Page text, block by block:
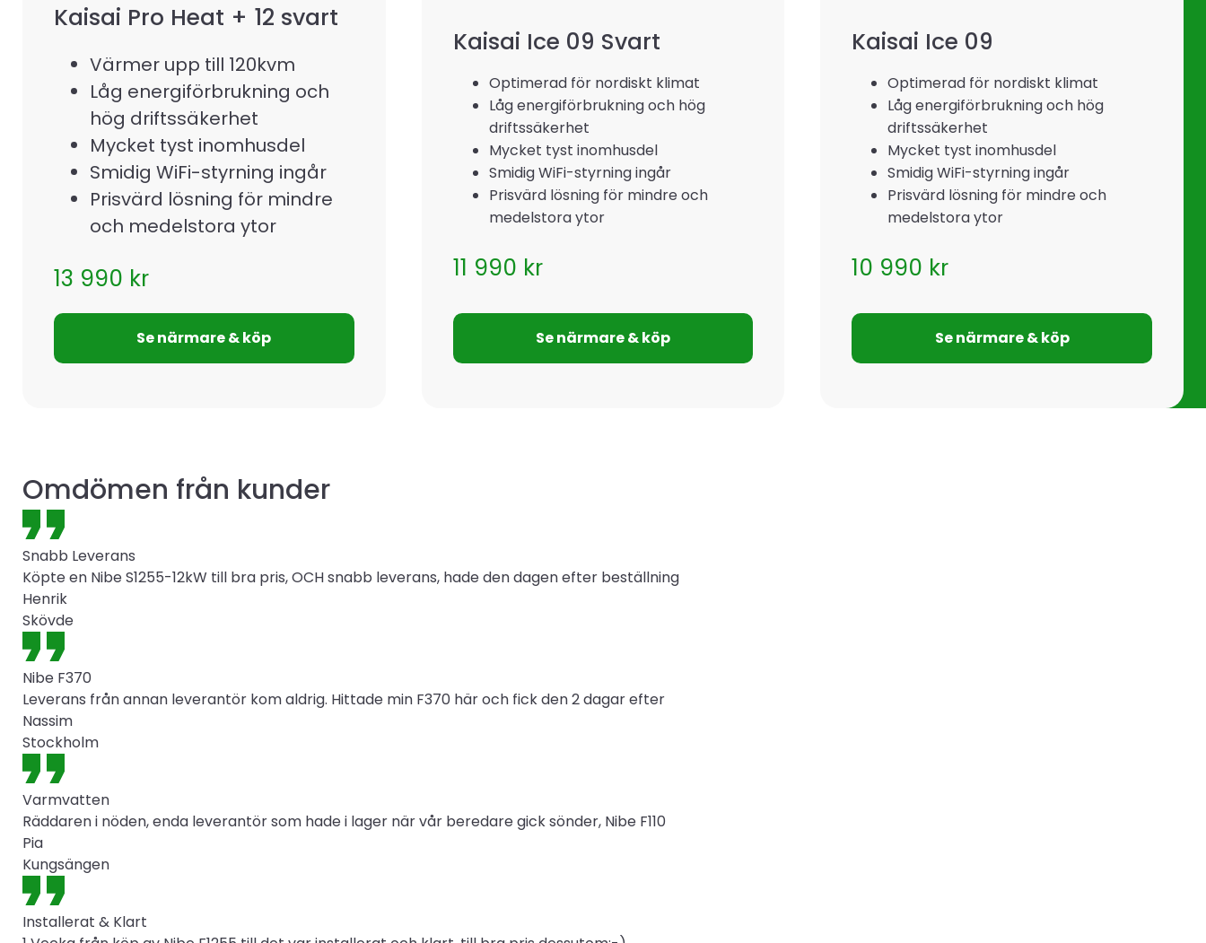
Kaisai Pro Heat + 12 svart
Värmer upp till 120kvm
Låg energiförbrukning och
hög driftssäkerhet
Mycket tyst inomhusdel
Smidig WiFi-styrning ingår
Prisvärd lösning för mindre
och medelstora ytor
13 990 kr
Se närmare & köp
Kaisai Ice 09 Svart
Optimerad för nordiskt klimat
Låg energiförbrukning och hög
driftssäkerhet
Mycket tyst inomhusdel
Smidig WiFi-styrning ingår
Prisvärd lösning för mindre och
medelstora ytor
11 990 kr
Se närmare & köp
Kaisai Ice 09
Optimerad för nordiskt klimat
Låg energiförbrukning och hög
driftssäkerhet
Mycket tyst inomhusdel
Smidig WiFi-styrning ingår
Prisvärd lösning för mindre och
medelstora ytor
10 990 kr
Se närmare & köp
Omdömen från kunder
Snabb Leverans
Köpte en Nibe S1255-12kW till bra pris, OCH snabb leverans, hade den dagen efter beställning
Henrik
Skövde
Nibe F370
Leverans från annan leverantör kom aldrig. Hittade min F370 här och fick den 2 dagar efter
Nassim
Stockholm
Varmvatten
Räddaren i nöden, enda leverantör som hade i lager när vår beredare gick sönder, Nibe F110
Pia
Kungsängen
Installerat & Klart